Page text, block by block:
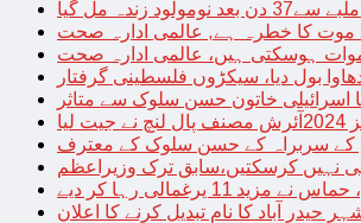
زندہ مل گیا
موت کا خطرہ ہے, عالمی ادارہ صحت
ہوسکتی ہیں، عالمی ادارہ صحت
بول دیا، سیکڑوں فلسطینی گرفتار
خاتون حسن سلوک سے متاثر
کے سربراہ کے حسن سلوک کے معترف
نہیں کرسکتیں،سابق ترک وزیراعظم
حیدر آباد کا نام تبدیل کرنے کا اعلان